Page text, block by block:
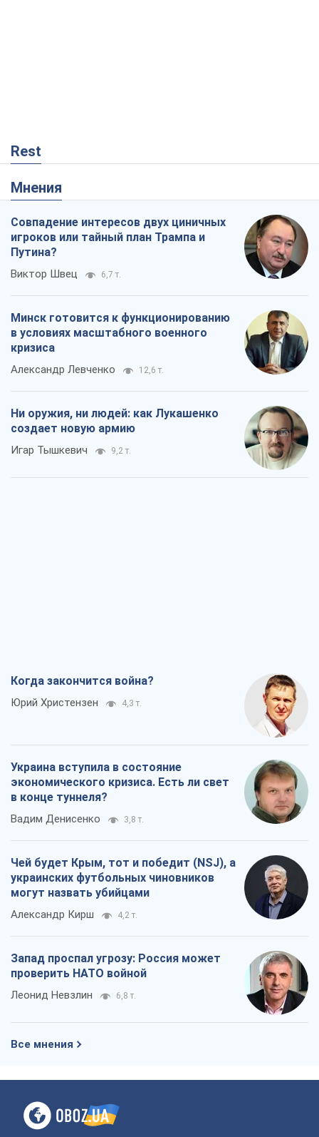
Rest
Мнения
Совпадение интересов двух циничных
игроков или тайный план Трампа и
Путина?
Виктор Швец 6,7 т.
Минск готовится к функционированию
в условиях масштабного военного
кризиса
Александр Левченко 12,6 т.
Ни оружия, ни людей: как Лукашенко
создает новую армию
Игар Тышкевич 9,2 т.
Когда закончится война?
Юрий Христензен 4,3 т.
Украина вступила в состояние
экономического кризиса. Есть ли свет
в конце туннеля?
Вадим Денисенко 3,8 т.
Чей будет Крым, тот и победит (NSJ), а
украинских футбольных чиновников
могут назвать убийцами
Александр Кирш 4,2 т.
Запад проспал угрозу: Россия может
проверить НАТО войной
Леонид Невзлин 6,8 т.
Все мнения